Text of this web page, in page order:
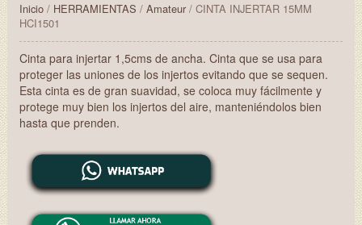
Inicio/ HERRAMIENTAS / Amateur/ CINTA INJERTAR 15MM
HCI1501
Cinta para injertar 1,5cms de ancha. Cinta que se usa para
proteger las uniones de los injertos evitando que se sequen.
Esta cinta es de gran suavidad, se coloca muy fácilmente y
protege muy bien los injertos del aire, manteniéndolos bien
hasta que prenden.